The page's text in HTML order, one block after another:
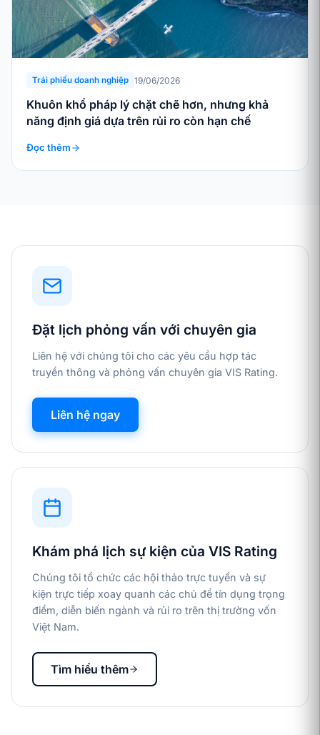
Trái phiếu doanh nghiệp 19/06/2026
Khuôn khổ pháp lý chặt chẽ hơn, nhưng khả
năng định giá dựa trên rủi ro còn hạn chế
Đọc thêm
Đặt lịch phỏng vấn với chuyên gia
Liên hệ với chúng tôi cho các yêu cầu hợp tác
truyền thông và phỏng vấn chuyên gia VIS Rating.
Liên hệ ngay
Khám phá lịch sự kiện của VIS Rating
Chúng tôi tổ chức các hội thảo trực tuyến và sự
kiện trực tiếp xoay quanh các chủ đề tín dụng trọng
điểm, diễn biến ngành và rủi ro trên thị trường vốn
Việt Nam.
Tìm hiểu thêm